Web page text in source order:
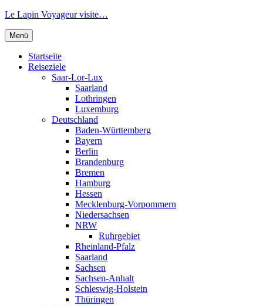
Zum
springen
Le Lapin Voyageur visite…
Menü
Startseite
Reiseziele
Saar-Lor-Lux
Saarland
Lothringen
Luxemburg
Deutschland
Baden-Württemberg
Bayern
Berlin
Brandenburg
Bremen
Hamburg
Hessen
Mecklenburg-Vorpommern
Niedersachsen
NRW
Ruhrgebiet
Rheinland-Pfalz
Saarland
Sachsen
Sachsen-Anhalt
Schleswig-Holstein
Thüringen